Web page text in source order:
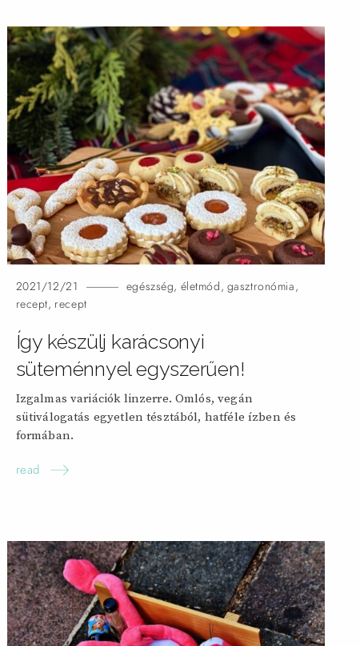
2021/12/21 egészség, életmód, gasztronómia,
recept, recept
Így készülj karácsonyi
süteménnyel egyszerűen!
Izgalmas variációk linzerre. Omlós, vegán
sütiválogatás egyetlen tésztából, hatféle ízben és
formában.
read